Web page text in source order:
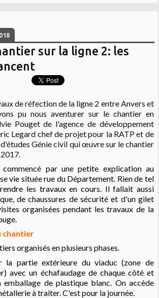
sur la ligne 2: les
de réfection de la ligne 2 entre Anvers et
pu nous aventurer sur le chantier en
Pouget de l'agence de développement
Legard chef de projet pour la RATP et de
Génie civil qui œuvre sur le chantier
par une petite explication au
vie située rue du Département. Rien de tel
les travaux en cours. Il fallait aussi
de chaussures de sécurité et d'un gilet
organisées pendant les travaux de la
chantier
organisés en plusieurs phases.
la partie extérieure du viaduc (zone de
avec un échafaudage de chaque côté et
emballage de plastique blanc. On accède
à traiter. C'est pour la journée.